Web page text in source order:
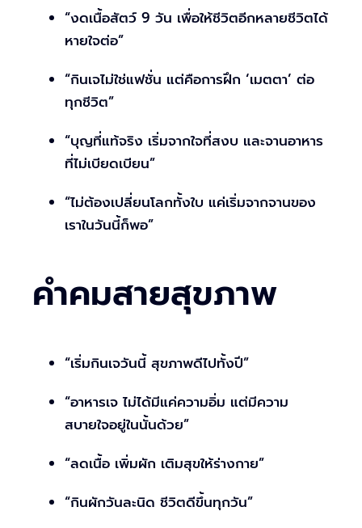
“งดเนื้อสัตว์ 9 วัน เพื่อให้ชีวิตอีกหลายชีวิตได้
หายใจต่อ”
“กินเจไม่ใช่แฟชั่น แต่คือการฝึก ‘เมตตา’ ต่อ
ทุกชีวิต”
“บุญที่แท้จริง เริ่มจากใจที่สงบ และจานอาหาร
ที่ไม่เบียดเบียน”
“ไม่ต้องเปลี่ยนโลกทั้งใบ แค่เริ่มจากจานของ
เราในวันนี้ก็พอ”
คำคมสายสุขภาพ
“เริ่มกินเจวันนี้ สุขภาพดีไปทั้งปี”
“อาหารเจ ไม่ได้มีแค่ความอิ่ม แต่มีความ
สบายใจอยู่ในนั้นด้วย”
“ลดเนื้อ เพิ่มผัก เติมสุขให้ร่างกาย”
“กินผักวันละนิด ชีวิตดีขึ้นทุกวัน”